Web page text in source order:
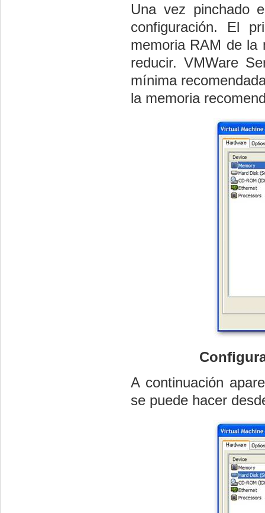
Una vez pinchado
configuración. El
memoria RAM de la
reducir. VMWare
mínima
la memoria
A continuación
se puede hacer